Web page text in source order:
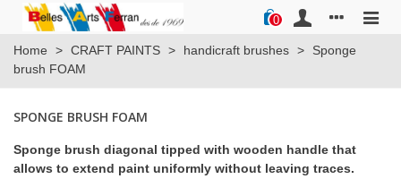
0
Home > CRAFT PAINTS > handicraft brushes >
Sponge
brush FOAM
SPONGE BRUSH FOAM
Sponge brush diagonal tipped with wooden handle that
allows to extend paint uniformly without leaving traces.